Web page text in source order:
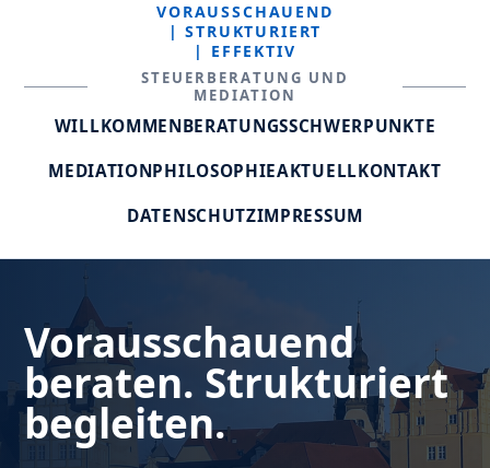
VORAUSSCHAUEND
| STRUKTURIERT
| EFFEKTIV
STEUERBERATUNG UND
MEDIATION
WILLKOMMENBERATUNGSSCHWERPUNKTE
MEDIATIONPHILOSOPHIEAKTUELLKONTAKT
DATENSCHUTZIMPRESSUM
Vorausschauend
beraten. Strukturiert
begleiten.